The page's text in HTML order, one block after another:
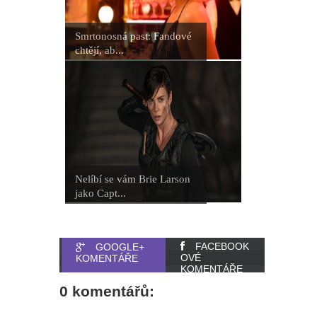
Smrtonosná past: Fandové
chtějí, ab...
Nelíbí se vám Brie Larson
jako Capt...
GOOGLE+
KOMENTÁŘE
FACEBOOK
OVÉ
KOMENTÁŘE
0 komentářů: